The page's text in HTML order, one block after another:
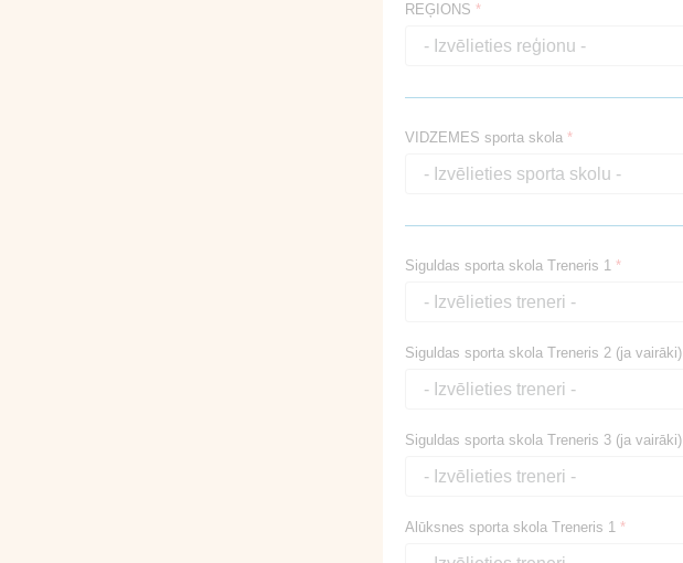
REĢIONS *
VIDZEMES sporta skola *
Siguldas sporta skola Treneris 1 *
Siguldas sporta skola Treneris 2 (ja vairāki)
Siguldas sporta skola Treneris 3 (ja vairāki)
Alūksnes sporta skola Treneris 1 *